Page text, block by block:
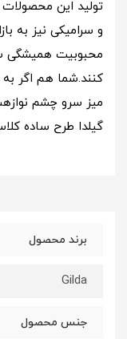
تولید این
و سرامیکی نیز به
محبوبیت
کنند.شما هم اگر
میز سرو چشم
گیلدا طرح ساده
برند محصول
Gilda
جنس محصول